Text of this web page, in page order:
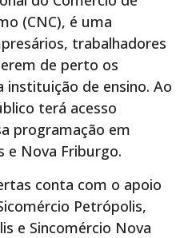
(CNC), é uma
trabalhadores
de perto os
instituição de ensino. Ao
terá acesso
programação em
e Nova Friburgo.
conta com o apoio
Petrópolis,
e Sincomércio Nova